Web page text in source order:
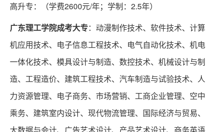
高升专：（学费2600元/年；学制：2.5年）
广东理工学院成考大专：动漫制作技术、软件技术、计算
机应用技术、电子信息工程技术、电气自动化技术、机电
一体化技术、模具设计与制造、数控技术、机械设计与制
造、工程造价、建筑工程技术、汽车制造与试验技术、人
力资源管理、电子商务、市场营销、工商企业管理、空中
乘务、建筑室内设计、现代物流管理、国际经济与贸易、